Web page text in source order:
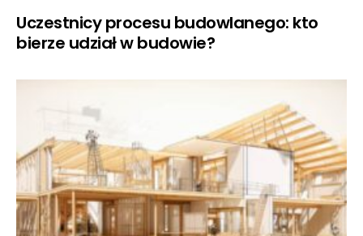
Uczestnicy procesu budowlanego: kto
bierze udział w budowie?